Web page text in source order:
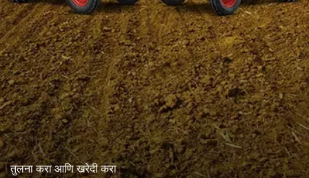
तुलना करा आणि खरेदी करा